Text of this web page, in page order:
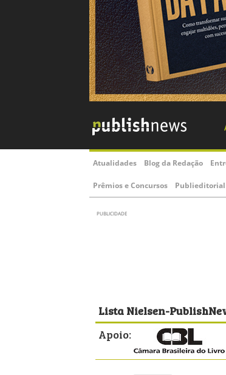
Atualidades Blog da Redação
Prêmios e Concursos Publieditorial
PUBLICIDADE
Lista Nielsen-
Apoio: